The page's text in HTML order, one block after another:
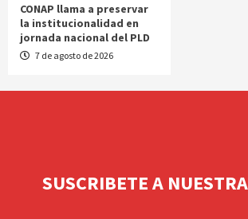
CONAP llama a preservar
la institucionalidad en
jornada nacional del PLD
7 de agosto de 2026
SUSCRIBETE A